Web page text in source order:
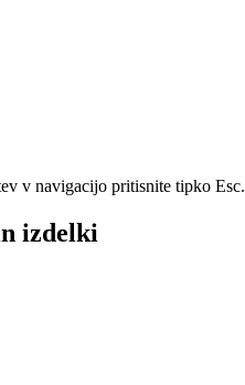
v navigacijo pritisnite tipko Esc.
izdelki